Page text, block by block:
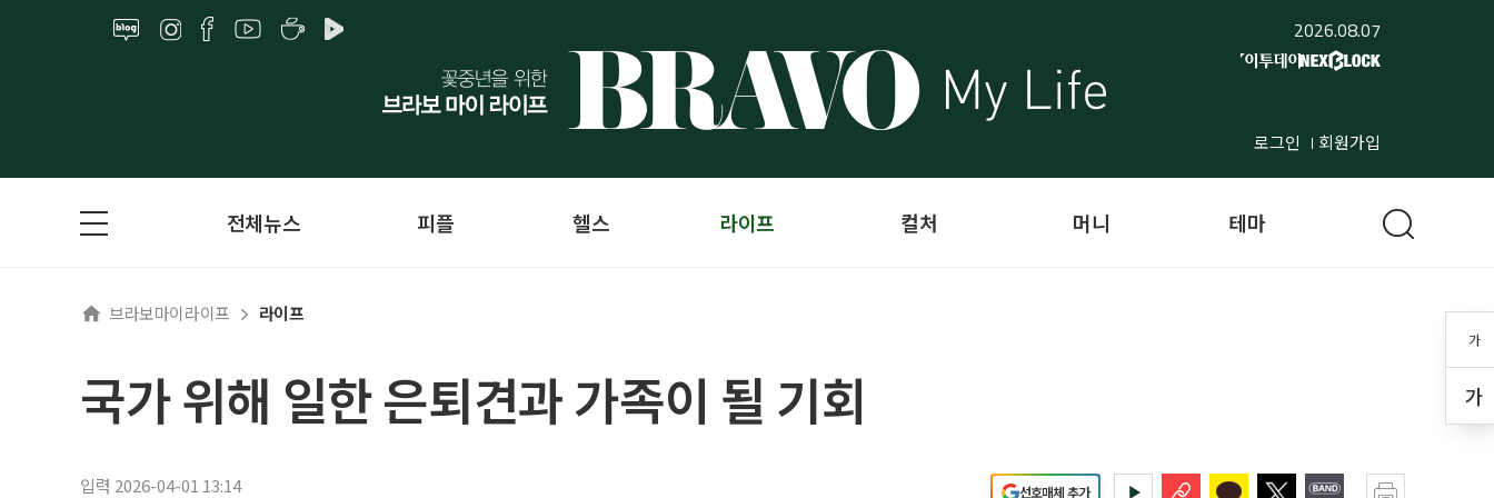
2026.08.07
로그인 회원가입
가
가
전체뉴스 피플 헬스 라이프 컬처 머니 테마
브라보마이라이프 라이프
국가 위해 일한 은퇴견과 가족이 될 기회
입력 2026-04-01 13:14 선호매체 추가